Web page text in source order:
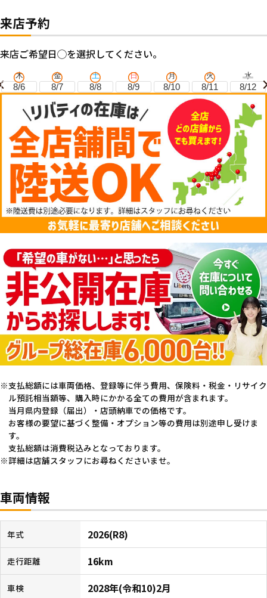
来店予約
来店ご希望日◯を選択してください。
木
8/6
金
8/7
土
8/8
日
8/9
月
8/10
火
8/11
水
8/12
支払総額には車両価格、登録等に伴う費用、保険料・税金・リサイク
ル預託相当額等、購入時にかかる全ての費用が含まれます。
当月県内登録（届出）・店頭納車での価格です。
お客様の要望に基づく整備・オプション等の費用は別途申し受けま
す。
支払総額は消費税込みとなっております。
詳細は店舗スタッフにお尋ねくださいませ。
車両情報
年式 2026(R8)
走行距離 16km
車検 2028年(令和10)2月